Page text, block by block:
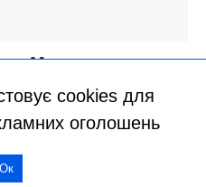
cookies для
оголошень
Ок